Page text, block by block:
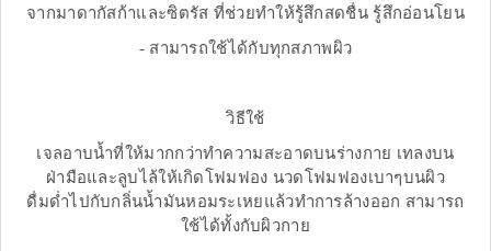
จากมาดากัสก้าและซิตรัส ที่ช่วยทำให้รู้สึกสดชื่น รู้สึกอ่อนโยน
- สามารถใช้ได้กับทุกสภาพผิว
วิธีใช้
เจลอาบน้ำที่ให้มากกว่าทำความสะอาดบนร่างกาย เทลงบน
ฝ่ามือและลูบไล้ให้เกิดโฟมฟอง นวดโฟมฟองเบาๆบนผิว
ดื่มด่ำไปกับกลิ่นน้ำมันหอมระเหยแล้วทำการล้างออก สามารถ
ใช้ได้ทั้งกับผิวกาย